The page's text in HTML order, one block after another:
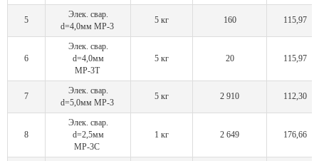
5
Элек. свар.
d=4,0мм МР-3
5 кг 160 115,97
6
Элек. свар.
d=4,0мм
МР-3Т
5 кг 20 115,97
7
Элек. свар.
d=5,0мм МР-3
5 кг 2 910 112,30
8
Элек. свар.
d=2,5мм
МР-3С
1 кг 2 649 176,66